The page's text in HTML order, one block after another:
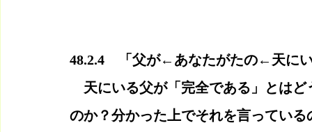
48.2.4　「父が←あなたがたの←天に
天にいる父が「完全である」とはど
のか？分かった上でそれを言ってい